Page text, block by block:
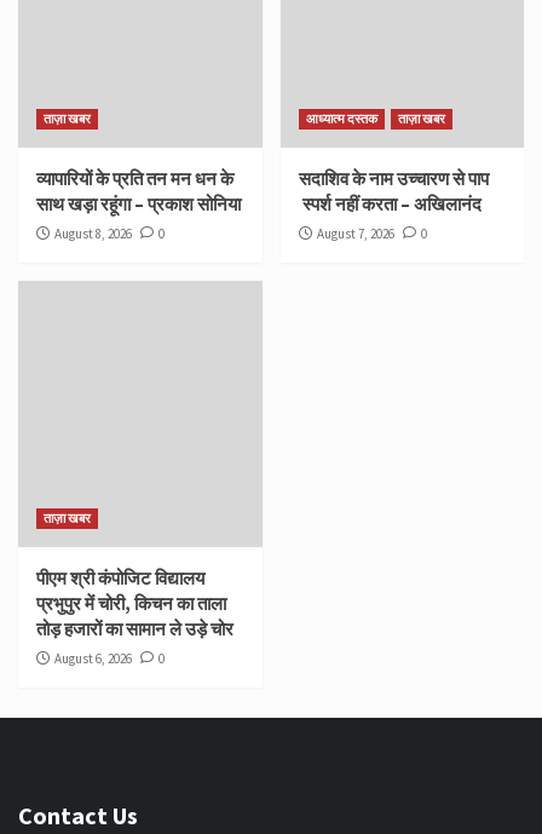
ताज़ा खबर
व्यापारियों के प्रति तन मन धन के
साथ खड़ा रहूंगा – प्रकाश सोनिया
August 8, 2026 0
आध्यात्म दस्तक ताज़ा खबर
सदाशिव के नाम उच्चारण से पाप
स्पर्श नहीं करता – अखिलानंद
August 7, 2026 0
ताज़ा खबर
पीएम श्री कंपोजिट विद्यालय
प्रभुपुर में चोरी, किचन का ताला
तोड़ हजारों का सामान ले उड़े चोर
August 6, 2026 0
Contact Us